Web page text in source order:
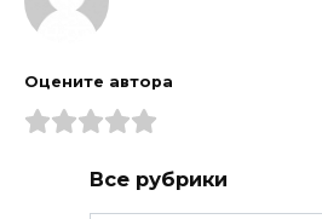
Оцените автора
Все рубрики